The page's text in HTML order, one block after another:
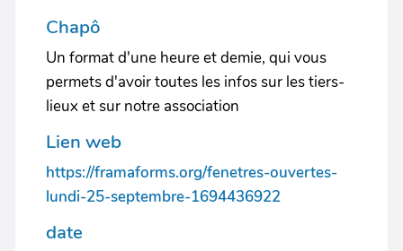
Chapô
Un format d'une heure et demie, qui vous
permets d'avoir toutes les infos sur les tiers-
lieux et sur notre association
Lien web
https://framaforms.org/fenetres-ouvertes-
lundi-25-septembre-1694436922
date